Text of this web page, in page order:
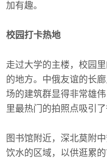
加有趣。
校园打卡热地
走过大学的主楼，校园
的地方。中俄友谊的长
场的建筑群显得非常雄
里最热门的拍照点吸引
图书馆附近，深北莫附
饮水的区域，以供逛累